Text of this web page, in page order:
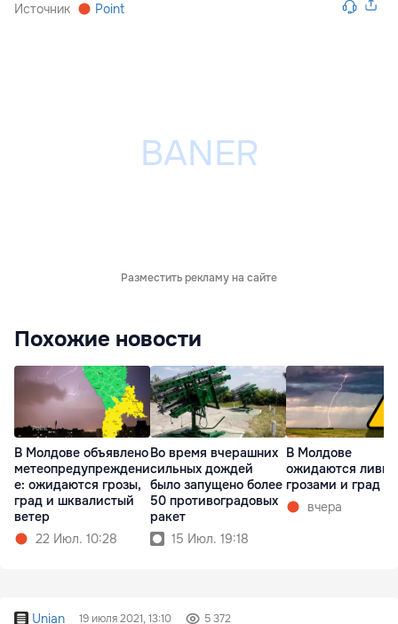
Источник Point
Разместить рекламу на сайте
Похожие новости
В Молдове объявлено
метеопредупреждени
е: ожидаются грозы,
град и шквалистый
ветер
22 Июл. 10:28
Во время вчерашних
сильных дождей
было запущено более
50 противоградовых
ракет
15 Июл. 19:18
В Молдове
ожидаются
грозами и град
вчера
Unian 19 июля 2021, 13:10 5 372